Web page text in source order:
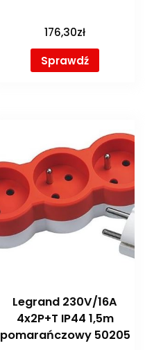
176,30zł
Sprawdź
Legrand 230V/16A
4x2P+T IP44 1,5m
pomarańczowy 50205